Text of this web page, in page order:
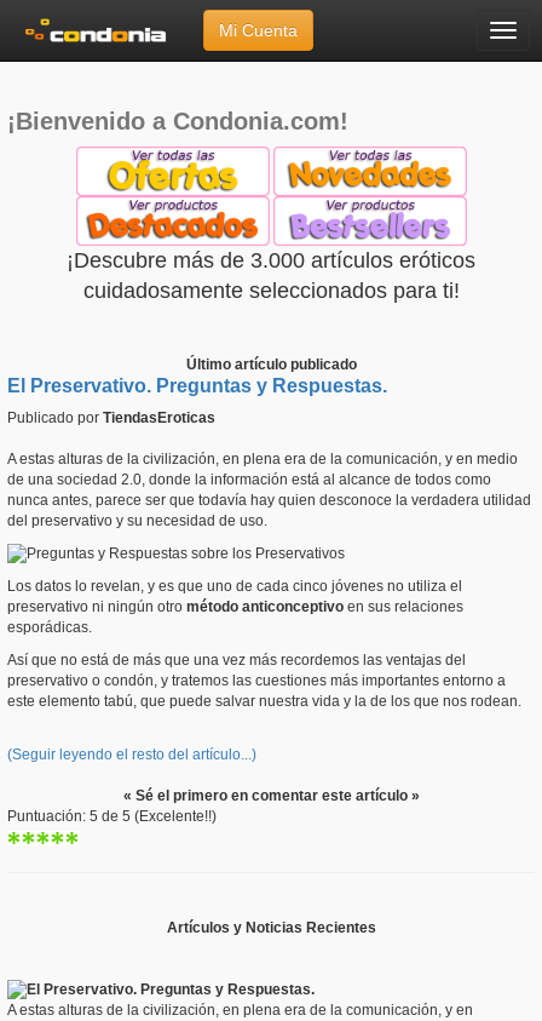
Menú
Mi Cuenta
Escaparate de Condonia.com
¡Bienvenido a Condonia.com!
¡Descubre más de 3.000 artículos eróticos
cuidadosamente seleccionados para ti!
Último artículo publicado
El Preservativo. Preguntas y Respuestas.
Publicado por TiendasEroticas
A estas alturas de la civilización, en plena era de la comunicación, y en medio
de una sociedad 2.0, donde la información está al alcance de todos como
nunca antes, parece ser que todavía hay quien desconoce la verdadera utilidad
del preservativo y su necesidad de uso.
Los datos lo revelan, y es que uno de cada cinco jóvenes no utiliza el
preservativo ni ningún otro método anticonceptivo en sus relaciones
esporádicas.
Así que no está de más que una vez más recordemos las ventajas del
preservativo o condón, y tratemos las cuestiones más importantes entorno a
este elemento tabú, que puede salvar nuestra vida y la de los que nos rodean.
(Seguir leyendo el resto del artículo...)
« Sé el primero en comentar este artículo »
Puntuación: 5 de 5 (Excelente!!)
Artículos y Noticias Recientes
El Preservativo. Preguntas y Respuestas.
A estas alturas de la civilización, en plena era de la comunicación, y en